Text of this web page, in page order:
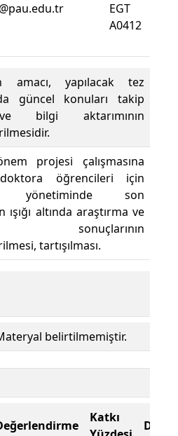
EGT
A0412
amacı, yapılacak tez
güncel konuları takip
bilgi aktarımının
projesi çalışmasına
öğrencileri için
yönetiminde son
ışığı altında araştırma ve
sonuçlarının
tartışılması.
belirtilmemiştir.
Katkı